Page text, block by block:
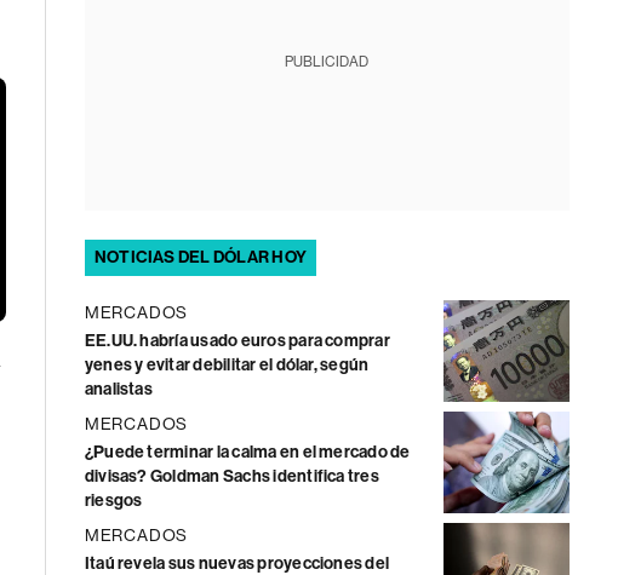
PUBLICIDAD
NOTICIAS DEL DÓLAR HOY
MERCADOS
EE.UU. habría usado euros para comprar
yenes y evitar debilitar el dólar, según
analistas
MERCADOS
¿Puede terminar la calma en el mercado de
divisas? Goldman Sachs identifica tres
riesgos
MERCADOS
Itaú revela sus nuevas proyecciones del